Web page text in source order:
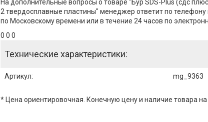
На дополнительные вопросы о товаре "Бур SDS-Plus (сдс
2 твердосплавные пластины" менеджер ответит по телефону
по Московскому времени или в течение 24 часов по
0 0 0
Технические характеристики:
Артикул: mg_9363
* Цена ориентировочная. Конечную цену и наличие товара